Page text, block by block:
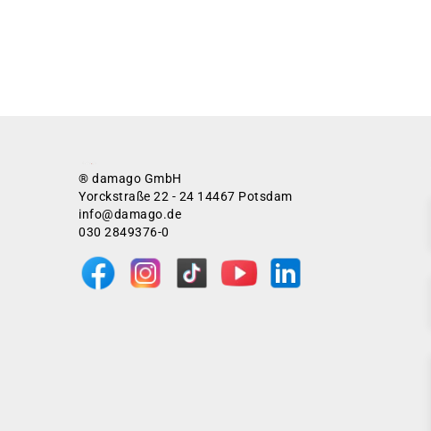
® damago GmbH
Yorckstraße 22 - 24 14467 Potsdam
info@damago.de
030 2849376-0